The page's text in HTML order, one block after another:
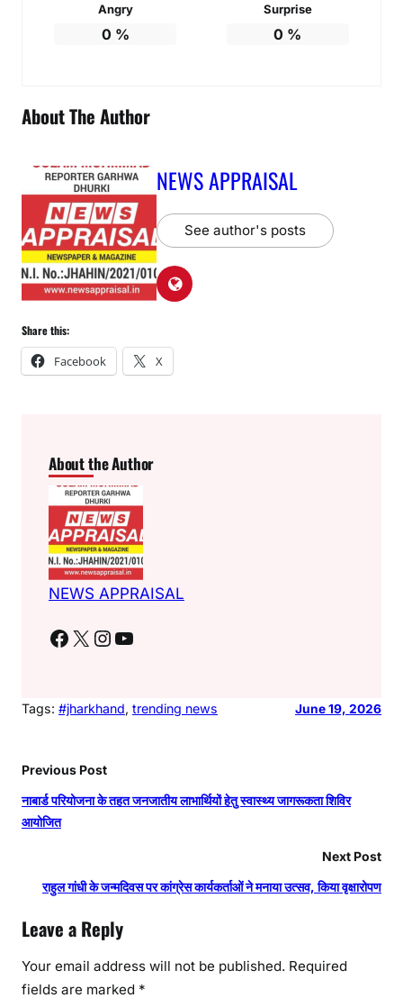
Angry
0 %
Surprise
0 %
About The Author
NEWS APPRAISAL
See author's posts
Share this:
Facebook X
About the Author
NEWS APPRAISAL
Facebook X Instagram YouTube
Tags: #jharkhand, trending news June 19, 2026
Previous Post
नाबार्ड परियोजना के तहत जनजातीय लाभार्थियों हेतु स्वास्थ्य जागरूकता शिविर
आयोजित
Next Post
राहुल गांधी के जन्मदिवस पर कांग्रेस कार्यकर्ताओं ने मनाया उत्सव, किया वृक्षारोपण
Leave a Reply
Your email address will not be published. Required
fields are marked *